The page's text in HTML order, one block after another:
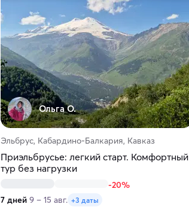
Ольга О.
Эльбрус, Кабардино-Балкария, Кавказ
Приэльбрусье: легкий старт. Комфортный
тур без нагрузки
-20%
7 дней 9 – 15 авг. +3 даты